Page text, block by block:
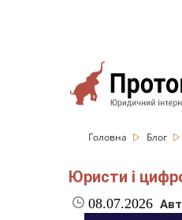
Головна Блог
Юристи і
08.07.2026